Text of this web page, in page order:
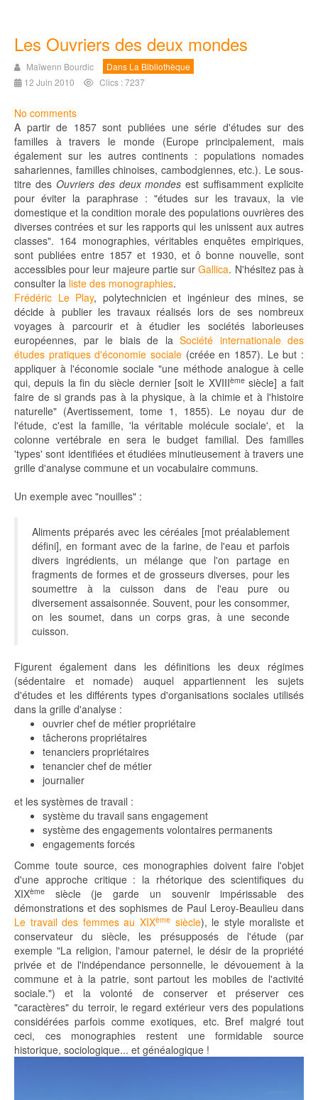
Les Ouvriers des deux mondes
Maïwenn Bourdic
Dans La Bibliothèque
12 Juin 2010
Clics : 7237
No comments
A partir de 1857 sont publiées une série d'études sur des
familles à travers le monde (Europe principalement, mais
également sur les autres continents : populations nomades
sahariennes, familles chinoises, cambodgiennes, etc.). Le sous-
titre des Ouvriers des deux mondesest suffisamment explicite
pour éviter la paraphrase : "études sur les travaux, la vie
domestique et la condition morale des populations ouvrières des
diverses contrées et sur les rapports qui les unissent aux autres
classes". 164 monographies, véritables enquêtes empiriques,
sont publiées entre 1857 et 1930, et ô bonne nouvelle, sont
accessibles pour leur majeure partie surGallica. N'hésitez pas à
consulter la liste des monographies.
Frédéric Le Play, polytechnicien et ingénieur des mines, se
décide à publier les travaux réalisés lors de ses nombreux
voyages à parcourir et à étudier les sociétés laborieuses
européennes, par le biais de la Société internationale des
études pratiques d'économie sociale (créée en 1857). Le but :
appliquer à l'économie sociale "une méthode analogue à celle
qui, depuis la fin du siècle dernier [soit le XVIIIèmesiècle] a fait
faire de si grands pas à la physique, à la chimie et à l'histoire
naturelle" (Avertissement, tome 1, 1855). Le noyau dur de
l'étude, c'est la famille, 'la véritable molécule sociale', et la
colonne vertébrale en sera le budget familial. Des familles
'types' sont identifiées et étudiées minutieusement à travers une
grille d'analyse commune et un vocabulaire communs.
Un exemple avec "nouilles" :
Aliments préparés avec les céréales [mot préalablement
défini], en formant avec de la farine, de l'eau et parfois
divers ingrédients, un mélange que l'on partage en
fragments de formes et de grosseurs diverses, pour les
soumettre à la cuisson dans de l'eau pure ou
diversement assaisonnée. Souvent, pour les consommer,
on les soumet, dans un corps gras, à une seconde
cuisson.
Figurent également dans les définitions les deux régimes
(sédentaire et nomade) auquel appartiennent les sujets
d'études et les différents types d'organisations sociales utilisés
dans la grille d'analyse :
ouvrier chef de métier propriétaire
tâcherons propriétaires
tenanciers propriétaires
tenancier chef de métier
journalier
et les systèmes de travail :
système du travail sans engagement
système des engagements volontaires permanents
engagements forcés
Comme toute source, ces monographies doivent faire l'objet
d'une approche critique : la rhétorique des scientifiques du
XIXème
siècle (je garde un souvenir impérissable des
démonstrations et des sophismes de Paul Leroy-Beaulieu dans
Le travail des femmes au XIXème siècle), le style moraliste et
conservateur du siècle, les présupposés de l'étude (par
exemple "La religion, l'amour paternel, le désir de la propriété
privée et de l'indépendance personnelle, le dévouement à la
commune et à la patrie, sont partout les mobiles de l'activité
sociale.") et la volonté de conserver et préserver ces
"caractères" du terroir, le regard extérieur vers des populations
considérées parfois comme exotiques, etc. Bref malgré tout
ceci, ces monographies restent une formidable source
historique, sociologique... et généalogique !